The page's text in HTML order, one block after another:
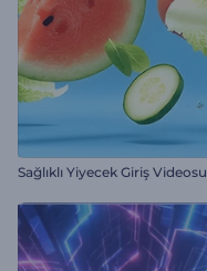
Sağlıklı Yiyecek Giriş Videosu